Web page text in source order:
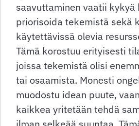
saavuttaminen vaatii kykyä
priorisoida tekemistä sekä
käytettävissä olevia
Tämä korostuu erityisesti
joissa tekemistä olisi
tai osaamista. Monesti
muodostu idean puute,
kaikkea yritetään tehdä